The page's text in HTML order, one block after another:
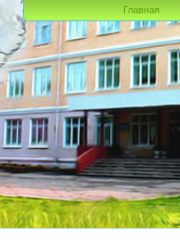
Главная